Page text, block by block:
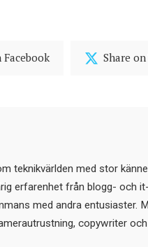
Facebook Share
teknikvärlden med stor
erfarenhet från blogg- och
med andra entusiaster.
copywriter och